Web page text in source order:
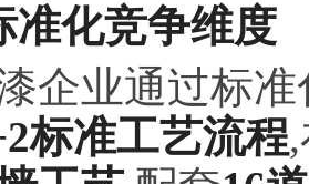
准化竞争维度
企业通过标
标准工艺流程